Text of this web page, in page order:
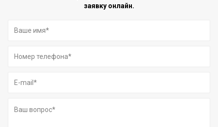
заявку онлайн.